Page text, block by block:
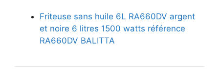
Friteuse sans huile 6L RA660DV argent
et noire 6 litres 1500 watts référence
RA660DV BALITTA